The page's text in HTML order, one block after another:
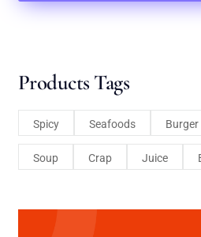
Products Tags
Spicy Seafoods Burger
Soup Crap Juice